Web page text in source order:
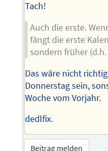
Tach!
Auch die erste.
fängt die erste
sondern früher
Das wäre nicht
Donnerstag sein,
Woche vom Vorjahr.
dedlfix.
Beitrag melden